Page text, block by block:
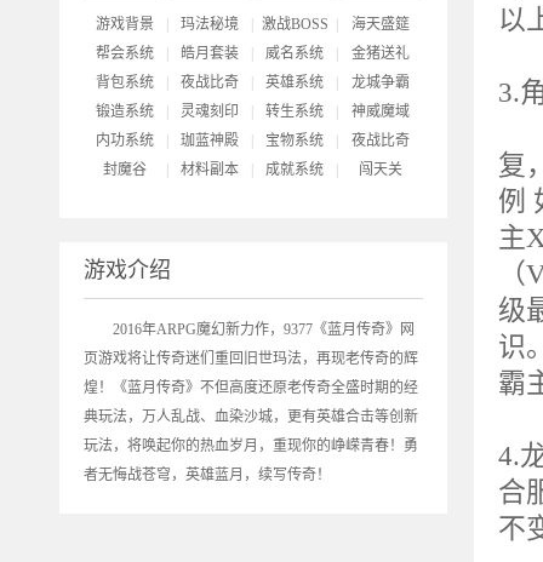
以
3.
复
例
主
级
识
霸
4.
合
不
游戏背景 玛法秘境 激战BOSS
海天盛筵
帮会系统 皓月套装 威名系统
金猪送礼
背包系统 夜战比奇 英雄系统
龙城争霸
锻造系统 灵魂刻印 转生系统
神威魔域
内功系统 珈蓝神殿 宝物系统
夜战比奇
封魔谷 材料副本 成就系统 闯天关
游戏介绍
2016年ARPG魔幻新力作，9377《蓝月传奇》网
页游戏将让传奇迷们重回旧世玛法，再现老传奇的辉
煌！《蓝月传奇》不但高度还原老传奇全盛时期的经
典玩法，万人乱战、血染沙城，更有英雄合击等创新
玩法，将唤起你的热血岁月，重现你的峥嵘青春！勇
者无悔战苍穹，英雄蓝月，续写传奇！